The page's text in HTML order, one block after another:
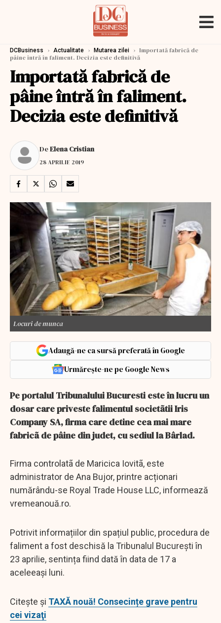
DCBusiness › Actualitate › Mutarea zilei › Importată fabrică de
pâine întră în faliment. Decizia este definitivă
Importată fabrică de
pâine întră în faliment.
Decizia este definitivă
DeElena Cristian
28 APRILIE 2019
Locuri de munca
Adaugă-ne ca sursă preferată în Google
Urmărește-ne pe Google News
Pe portalul Tribunalului Bucuresti este în lucru un
dosar care priveste falimentul societãtii Iris
Company SA, firma care detine cea mai mare
fabricã de pâine din judet, cu sediul la Bârlad.
Firma controlatã de Maricica Iovitã, este
administrator de Ana Bujor, printre acționari
numărându-se Royal Trade House LLC, informează
vremeanouă.ro.
Potrivit informațiilor din spațiul public, procedura de
faliment a fost deschisă la Tribunalul București în
23 aprilie, sentința fiind dată în data de 17 a
aceleeași luni.
Citește și TAXĂ nouă! Consecințe grave pentru
cei vizaţi